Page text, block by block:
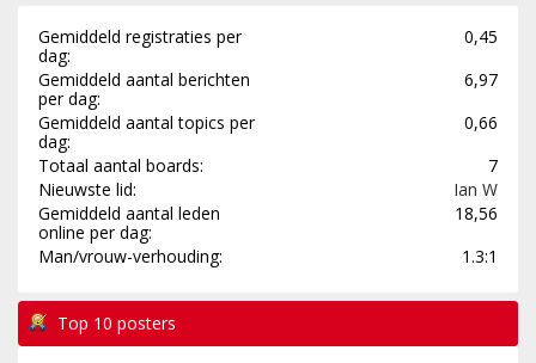
Gemiddeld registraties per
dag:
0,45
Gemiddeld aantal berichten
per dag:
6,97
Gemiddeld aantal topics per
dag:
0,66
Totaal aantal boards:
7
Nieuwste lid:
Ian W
Gemiddeld aantal leden
online per dag:
18,56
Man/vrouw-verhouding:
1.3:1
Top 10 posters